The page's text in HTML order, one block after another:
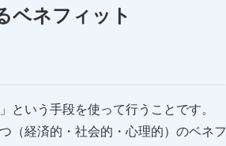
ベネフィット
いう手段を使って行うことです。
（経済的・社会的・心理的）のベネ